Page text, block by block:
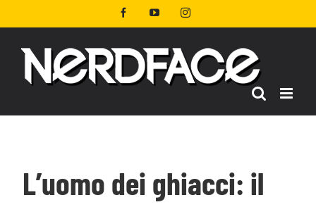
al
FacebookYouTubeInstagram
L’uomo dei ghiacci: il